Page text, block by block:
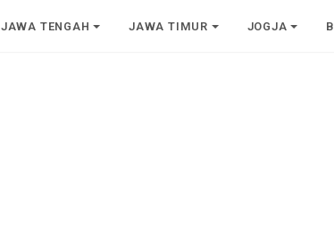
JAWA TENGAH JAWA TIMUR JOGJA